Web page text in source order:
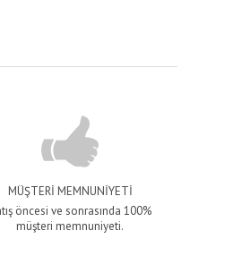
MÜŞTERİ MEMNUNİYETİ
öncesi ve sonrasında 100%
müşteri memnuniyeti.